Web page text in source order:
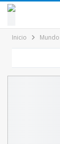
contenido
Inicio Mundo